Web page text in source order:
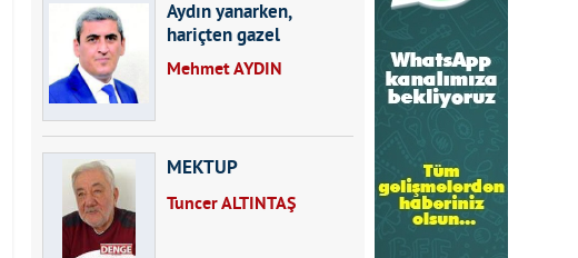
Aydın yanarken,
hariçten gazel
okuyarak kalpleri de
Mehmet AYDIN
MEKTUP
Tuncer ALTINTAŞ